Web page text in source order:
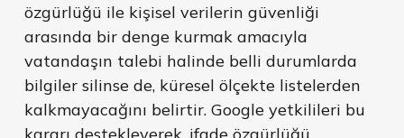
özgürlüğü ile kişisel verilerin güvenliği
arasında bir denge kurmak amacıyla
vatandaşın talebi halinde belli durumlarda
bilgiler silinse de, küresel ölçekte listelerden
kalkmayacağını belirtir. Google yetkilileri bu